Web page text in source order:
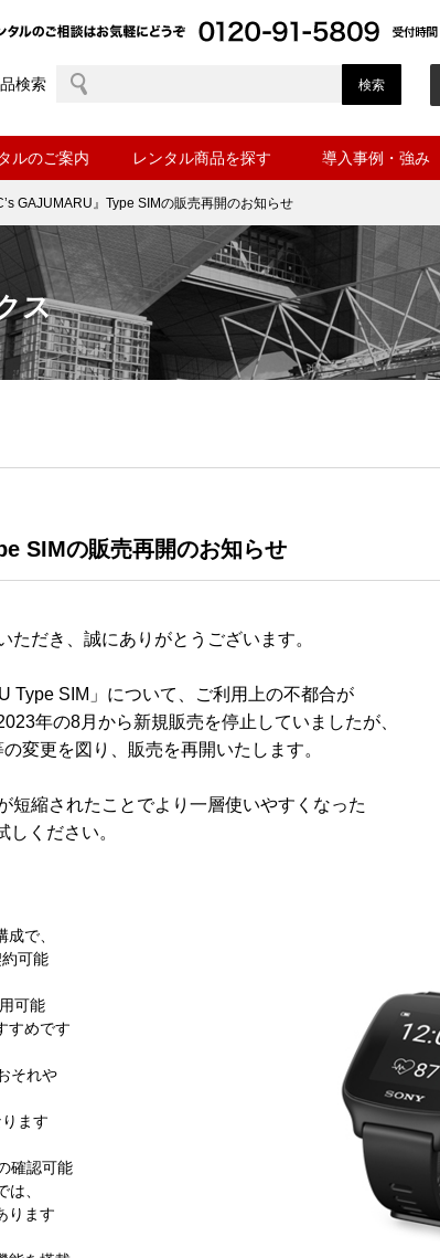
検索
ルのご案内 レンタル商品を探す 導入事例・強み
GAJUMARU』Type SIMの販売再開のお知らせ
ス
SIMの販売再開のお知らせ
だき、誠にありがとうございます。
Type SIM」について、ご利用上の不都合が
年の8月から新規販売を停止していましたが、
変更を図り、販売を再開いたします。
短縮されたことでより一層使いやすくなった
しください。
で、
可能
可能
すめです
それや
ます
確認可能
、
ります